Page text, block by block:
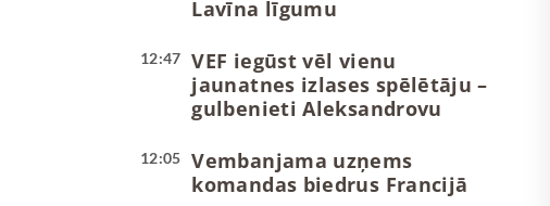
Lavīna līgumu
12:47
VEF iegūst vēl vienu
jaunatnes izlases spēlētāju –
gulbenieti Aleksandrovu
12:05
Vembanjama uzņems
komandas biedrus Francijā